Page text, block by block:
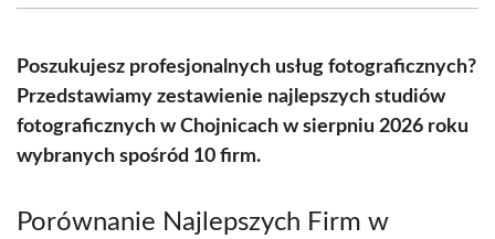
(Twitter)
Poszukujesz profesjonalnych usług fotograficznych?
Przedstawiamy zestawienie najlepszych studiów
fotograficznych w Chojnicach w sierpniu 2026 roku
wybranych spośród 10 firm.
Porównanie Najlepszych Firm w